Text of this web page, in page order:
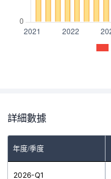
詳細數據
年度/季度
2026-Q1